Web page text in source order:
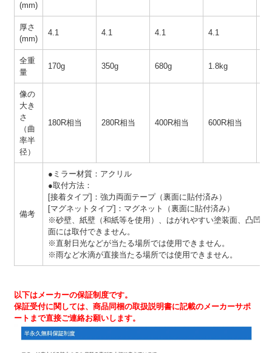
(mm)
厚さ
(mm)
4.1 4.1 4.1 4.1
全重
量
170g 350g 680g 1.8kg
像の
大き
さ
（曲
率半
径）
180R相当 280R相当 400R相当 600R相当
備考
●ミラー材質：アクリル
●取付方法：
[接着タイプ]：強力両面テープ（裏面に貼付済み）
[マグネットタイプ]：マグネット（裏面に貼付済み）
※砂壁、紙壁（和紙等を使用）、はがれやすい塗装面、凸凹
面には取付できません。
※直射日光などが当たる場所では使用できません。
※雨など水滴が直接当たる場所では使用できません。
以下はメーカーの保証制度です。
保証受付に関しては、商品同梱の取扱説明書に記載のメーカーサポ
ートまで直接ご連絡お願いします。